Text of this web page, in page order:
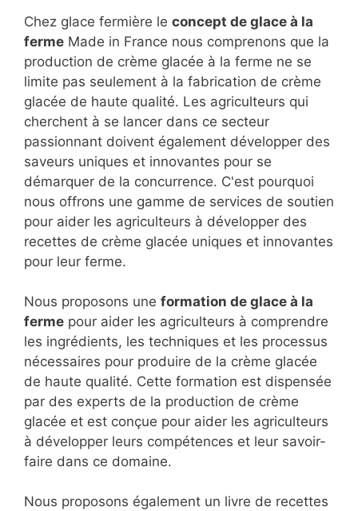
Chez glace fermière le concept de glace à la
ferme Made in France nous comprenons que la
production de crème glacée à la ferme ne se
limite pas seulement à la fabrication de crème
glacée de haute qualité. Les agriculteurs qui
cherchent à se lancer dans ce secteur
passionnant doivent également développer des
saveurs uniques et innovantes pour se
démarquer de la concurrence. C'est pourquoi
nous offrons une gamme de services de soutien
pour aider les agriculteurs à développer des
recettes de crème glacée uniques et innovantes
pour leur ferme.
Nous proposons une formation de glace à la
ferme pour aider les agriculteurs à comprendre
les ingrédients, les techniques et les processus
nécessaires pour produire de la crème glacée
de haute qualité. Cette formation est dispensée
par des experts de la production de crème
glacée et est conçue pour aider les agriculteurs
à développer leurs compétences et leur savoir-
faire dans ce domaine.
Nous proposons également un livre de recettes